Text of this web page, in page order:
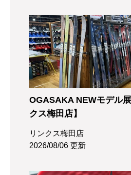
OGASAKA NEWモデル
クス梅田店】
リンクス梅田店
2026/08/06 更新